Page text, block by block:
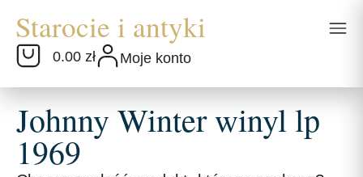
0.00 zł Moje konto
Johnny Winter winyl lp
1969